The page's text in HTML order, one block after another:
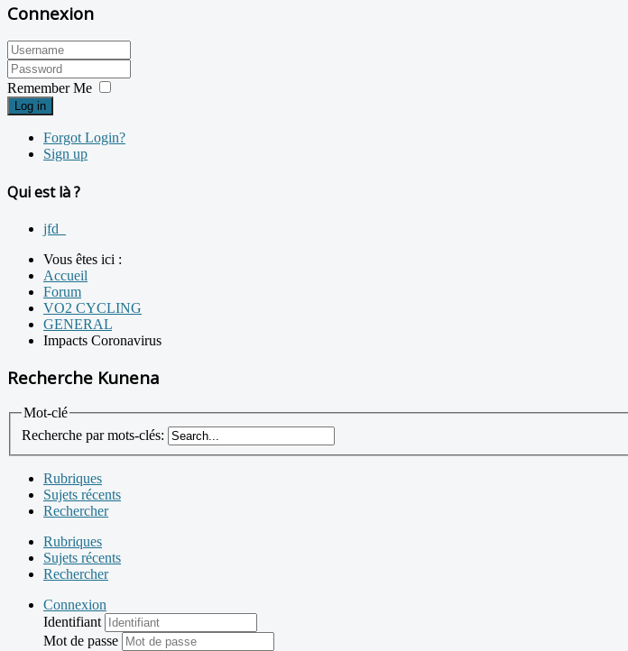
Connexion
Remember Me
Log in
Forgot Login?
Sign up
Qui est là ?
jfd_
Vous êtes ici :
Accueil
Forum
VO2 CYCLING
GENERAL
Impacts Coronavirus
Recherche Kunena
Mot-clé
Recherche par mots-clés:
Rubriques
Sujets récents
Rechercher
Rubriques
Sujets récents
Rechercher
Connexion
Identifiant
Mot de passe